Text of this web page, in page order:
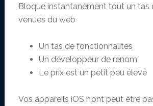
Bloque instantanément tout un tas
venues du web
Un tas de fonctionnalités
Un développeur de renom
Le prix est un petit peu élevé
Vos appareils iOS n’ont peut être